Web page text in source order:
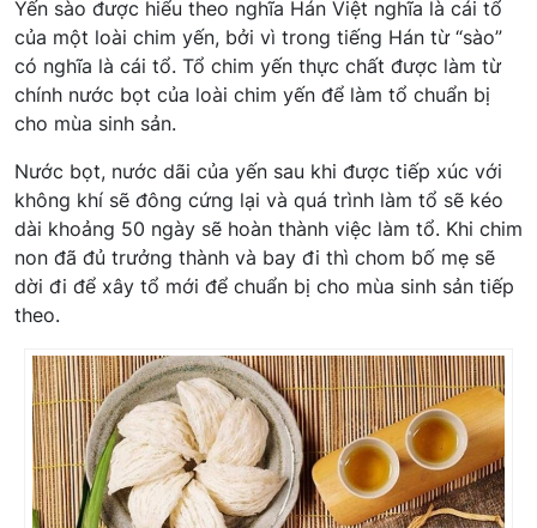
Yến sào được hiểu theo nghĩa Hán Việt nghĩa là cái tổ
của một loài chim yến, bởi vì trong tiếng Hán từ “sào”
có nghĩa là cái tổ. Tổ chim yến thực chất được làm từ
chính nước bọt của loài chim yến để làm tổ chuẩn bị
cho mùa sinh sản.
Nước bọt, nước dãi của yến sau khi được tiếp xúc với
không khí sẽ đông cứng lại và quá trình làm tổ sẽ kéo
dài khoảng 50 ngày sẽ hoàn thành việc làm tổ. Khi chim
non đã đủ trưởng thành và bay đi thì chom bố mẹ sẽ
dời đi để xây tổ mới để chuẩn bị cho mùa sinh sản tiếp
theo.